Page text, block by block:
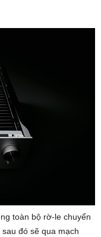
toàn bộ rờ-le chuyển
đó sẽ qua mạch